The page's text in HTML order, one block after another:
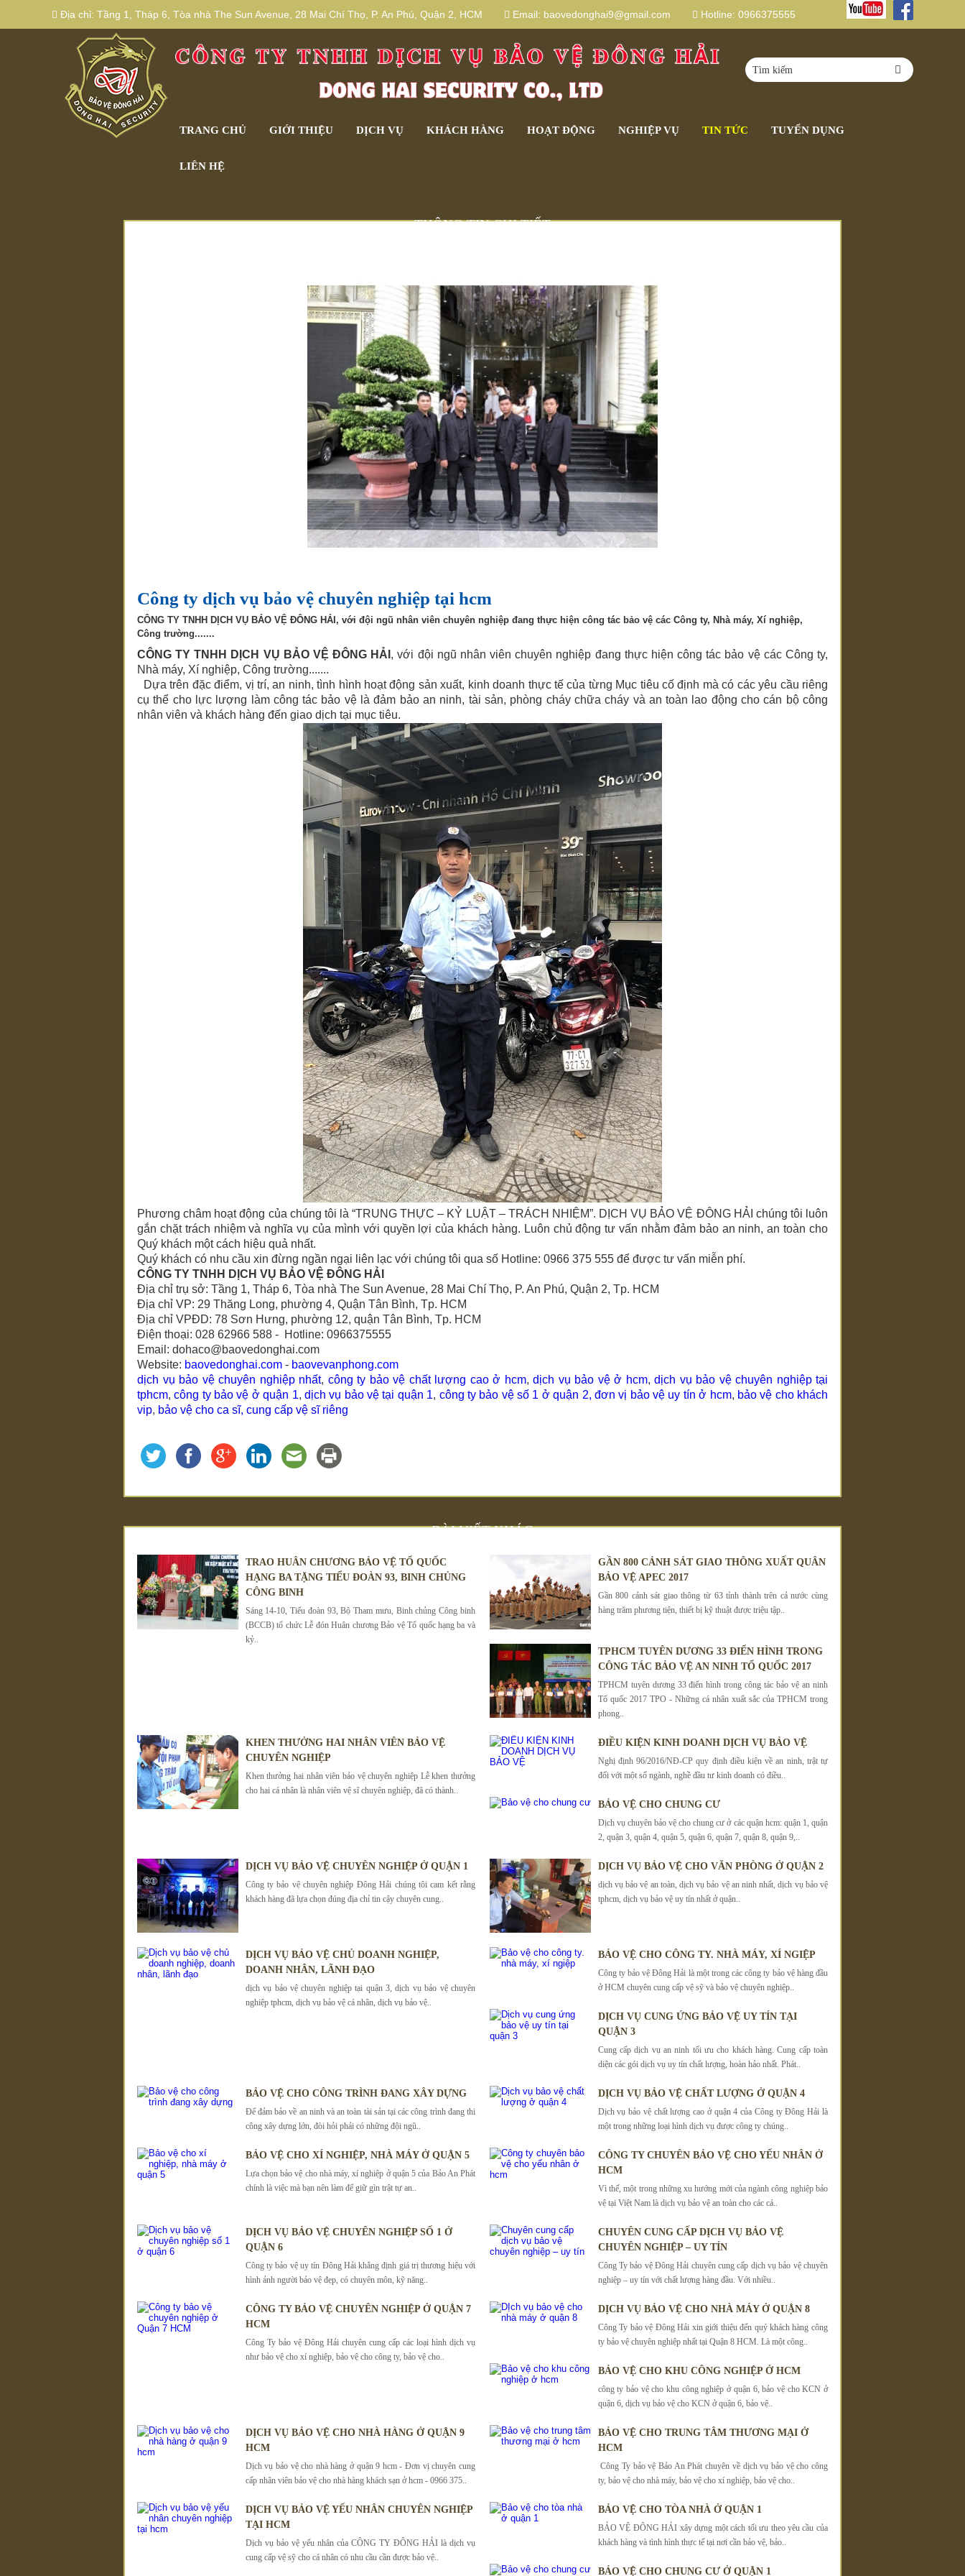
Địa chỉ: Tầng 1, Tháp 6, Tòa nhà The Sun Avenue, 28 Mai Chí Thọ, P. An Phú, Quận 2, HCM Email: baovedonghai9@gmail.com Hotline: 0966375555
TRANG CHỦ GIỚI THIỆU DỊCH VỤ KHÁCH HÀNG HOẠT ĐỘNG NGHIỆP VỤ TIN TỨC TUYỂN DỤNG
LIÊN HỆ
THÔNG TIN CHI TIẾT
Công ty dịch vụ bảo vệ chuyên nghiệp tại hcm
CÔNG TY TNHH DỊCH VỤ BẢO VỆ ĐÔNG HẢI, với đội ngũ nhân viên chuyên nghiệp đang thực hiện công tác bảo vệ các Công ty, Nhà máy, Xí nghiệp,
Công trường.......
CÔNG TY TNHH DỊCH VỤ BẢO VỆ ĐÔNG HẢI , với đội ngũ nhân viên chuyên nghiệp đang thực hiện công tác bảo vệ các Công ty,
Nhà máy, Xí nghiệp, Công trường.......
Dựa trên đặc điểm, vị trí, an ninh, tình hình hoạt động sản xuất, kinh doanh thực tế của từng Mục tiêu cố định mà có các yêu cầu riêng
cụ thể cho lực lượng làm công tác bảo vệ là đảm bảo an ninh, tài sản, phòng cháy chữa cháy và an toàn lao động cho cán bộ công
nhân viên và khách hàng đến giao dịch tại mục tiêu.
Phương châm hoạt động của chúng tôi là “TRUNG THỰC – KỶ LUẬT – TRÁCH NHIỆM”. DỊCH VỤ BẢO VỆ ĐÔNG HẢI chúng tôi luôn
gắn chặt trách nhiệm và nghĩa vụ của mình với quyền lợi của khách hàng. Luôn chủ động tư vấn nhằm đảm bảo an ninh, an toàn cho
Quý khách một cách hiệu quả nhất.
Quý khách có nhu cầu xin đừng ngần ngại liên lạc với chúng tôi qua số Hotline: 0966 375 555 để được tư vấn miễn phí.
CÔNG TY TNHH DỊCH VỤ BẢO VỆ ĐÔNG HẢI
Địa chỉ trụ sở: Tầng 1, Tháp 6, Tòa nhà The Sun Avenue, 28 Mai Chí Thọ, P. An Phú, Quận 2, Tp. HCM
Địa chỉ VP: 29 Thăng Long, phường 4, Quận Tân Bình, Tp. HCM
Địa chỉ VPĐD: 78 Sơn Hưng, phường 12, quận Tân Bình, Tp. HCM
Điện thoại: 028 62966 588 - Hotline: 0966375555
Email: dohaco@baovedonghai.com
Website: baovedonghai.com - baovevanphong.com
dịch vụ bảo vệ chuyên nghiệp nhất, công ty bảo vệ chất lượng cao ở hcm, dịch vụ bảo vệ ở hcm, dịch vụ bảo vệ chuyên nghiệp tại
tphcm,công ty bảo vệ ở quận 1, dịch vụ bảo vệ tại quận 1, công ty bảo vệ số 1 ở quận 2, đơn vị bảo vệ uy tín ở hcm, bảo vệ cho khách
vip, bảo vệ cho ca sĩ, cung cấp vệ sĩ riêng
BÀI VIẾT KHÁC
TRAO HUÂN CHƯƠNG BẢO VỆ TỔ QUỐC
HẠNG BA TẶNG TIỂU ĐOÀN 93, BINH CHỦNG
CÔNG BINH
Sáng 14-10, Tiểu đoàn 93, Bộ Tham mưu, Binh chủng Công binh
(BCCB) tổ chức Lễ đón Huân chương Bảo vệ Tổ quốc hạng ba và
kỷ..
GẦN 800 CẢNH SÁT GIAO THÔNG XUẤT QUÂN
BẢO VỆ APEC 2017
Gần 800 cảnh sát giao thông từ 63 tỉnh thành trên cả nước cùng
hàng trăm phương tiện, thiết bị kỹ thuật được triệu tập..
TPHCM TUYÊN DƯƠNG 33 ĐIỂN HÌNH TRONG
CÔNG TÁC BẢO VỆ AN NINH TỔ QUỐC 2017
TPHCM tuyên dương 33 điển hình trong công tác bảo vệ an ninh
Tổ quốc 2017 TPO - Những cá nhân xuất sắc của TPHCM trong
phong..
KHEN THƯỞNG HAI NHÂN VIÊN BẢO VỆ
CHUYÊN NGHIỆP
Khen thưởng hai nhân viên bảo vệ chuyên nghiệp Lễ khen thưởng
cho hai cá nhân là nhân viên vệ sĩ chuyên nghiệp, đã có thành..
ĐIỀU KIỆN KINH DOANH DỊCH VỤ BẢO VỆ
Nghị định 96/2016/NĐ-CP quy định điều kiện về an ninh, trật tự
đối với một số ngành, nghề đầu tư kinh doanh có điều..
BẢO VỆ CHO CHUNG CƯ
Dịch vụ chuyên bảo vệ cho chung cư ở các quận hcm: quận 1, quận
2, quận 3, quận 4, quận 5, quận 6, quận 7, quận 8, quận 9,..
DỊCH VỤ BẢO VỆ CHUYÊN NGHIỆP Ở QUẬN 1
Công ty bảo vệ chuyên nghiệp Đông Hải chúng tôi cam kết rằng
khách hàng đã lựa chọn đúng địa chỉ tin cậy chuyên cung..
DỊCH VỤ BẢO VỆ CHO VĂN PHÒNG Ở QUẬN 2
dịch vụ bảo vệ an toàn, dịch vụ bảo vệ an ninh nhất, dịch vụ bảo vệ
tphcm, dịch vụ bảo vệ uy tín nhất ở quận..
DỊCH VỤ BẢO VỆ CHỦ DOANH NGHIỆP,
DOANH NHÂN, LÃNH ĐẠO
dịch vụ bảo vệ chuyên nghiệp tại quận 3, dịch vụ bảo vệ chuyên
nghiệp tphcm, dịch vụ bảo vệ cá nhân, dịch vụ bảo vệ..
BẢO VỆ CHO CÔNG TY. NHÀ MÁY, XÍ NGIỆP
Công ty bảo vệ Đông Hải là một trong các công ty bảo vệ hàng đầu
ở HCM chuyên cung cấp vệ sỹ và bảo vệ chuyên nghiệp..
DỊCH VỤ CUNG ỨNG BẢO VỆ UY TÍN TẠI
QUẬN 3
Cung cấp dịch vụ an ninh tối ưu cho khách hàng. Cung cấp toàn
diện các gói dịch vụ uy tín chất lượng, hoàn hảo nhất. Phát..
BẢO VỆ CHO CÔNG TRÌNH ĐANG XÂY DỰNG
Để đảm bảo về an ninh và an toàn tài sản tại các công trình đang thi
công xây dựng lớn, đòi hỏi phải có những đội ngũ..
DỊCH VỤ BẢO VỆ CHẤT LƯỢNG Ở QUẬN 4
Dịch vụ bảo vệ chất lượng cao ở quận 4 của Công ty Đông Hải là
một trong những loại hình dịch vụ được công ty chúng..
BẢO VỆ CHO XÍ NGHIỆP, NHÀ MÁY Ở QUẬN 5
Lựa chọn bảo vệ cho nhà máy, xí nghiệp ở quận 5 của Bảo An Phát
chính là việc mà bạn nên làm để giữ gìn trật tự an..
CÔNG TY CHUYÊN BẢO VỆ CHO YẾU NHÂN Ở
HCM
Vì thế, một trong những xu hướng mới của ngành công nghiệp bảo
vệ tại Việt Nam là dịch vụ bảo vệ an toàn cho các cá..
DỊCH VỤ BẢO VỆ CHUYÊN NGHIỆP SỐ 1 Ở
QUẬN 6
Công ty bảo vệ uy tín Đông Hải khẳng định giá trị thương hiệu với
hình ảnh người bảo vệ đẹp, có chuyên môn, kỹ năng..
CHUYÊN CUNG CẤP DỊCH VỤ BẢO VỆ
CHUYÊN NGHIỆP – UY TÍN
Công Ty bảo vệ Đông Hải chuyên cung cấp dịch vụ bảo vệ chuyên
nghiệp – uy tín với chất lượng hàng đầu. Với nhiều..
CÔNG TY BẢO VỆ CHUYÊN NGHIỆP Ở QUẬN 7
HCM
Công Ty bảo vệ Đông Hải chuyên cung cấp các loại hình dịch vụ
như bảo vệ cho xí nghiệp, bảo vệ cho công ty, bảo vệ cho..
DỊCH VỤ BẢO VỆ CHO NHÀ MÁY Ở QUẬN 8
Công Ty bảo vệ Đông Hải xin giới thiệu đến quý khách hàng công
ty bảo vệ chuyên nghiệp nhất tại Quận 8 HCM. Là một công..
BẢO VỆ CHO KHU CÔNG NGHIỆP Ở HCM
công ty bảo vệ cho khu công nghiệp ở quận 6, bảo vệ cho KCN ở
quận 6, dịch vụ bảo vệ cho KCN ở quận 6, bảo vệ..
DỊCH VỤ BẢO VỆ CHO NHÀ HÀNG Ở QUẬN 9
HCM
Dịch vụ bảo vệ cho nhà hàng ở quận 9 hcm - Đơn vị chuyên cung
cấp nhân viên bảo vệ cho nhà hàng khách sạn ở hcm - 0966 375..
BẢO VỆ CHO TRUNG TÂM THƯƠNG MẠI Ở
HCM
Công Ty bảo vệ Bảo An Phát chuyên về dịch vụ bảo vệ cho công
ty, bảo vệ cho nhà máy, bảo vệ cho xí nghiệp, bảo vệ cho..
DỊCH VỤ BẢO VỆ YẾU NHÂN CHUYÊN NGHIỆP
TẠI HCM
Dịch vụ bảo vệ yếu nhân của CÔNG TY ĐÔNG HẢI là dịch vụ
cung cấp vệ sỹ cho cá nhân có nhu cầu cần được bảo vệ..
BẢO VỆ CHO TÒA NHÀ Ở QUẬN 1
BẢO VỆ ĐÔNG HẢI xây dựng một cách tối ưu theo yêu cầu của
khách hàng và tình hình thực tế tại nơi cần bảo vệ, bảo..
BẢO VỆ CHO CHUNG CƯ Ở QUẬN 1